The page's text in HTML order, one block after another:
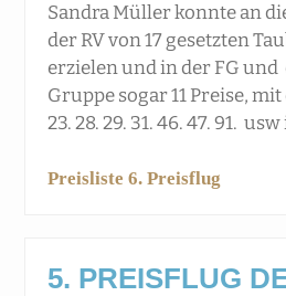
Sandra Müller konnte an
der RV von 17 gesetzten
erzielen und in der FG
Gruppe sogar 11 Preise,
23. 28. 29. 31. 46. 47. 91.
Preisliste 6. Preisflug
5. PREISFLUG